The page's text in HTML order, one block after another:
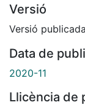
Versió
Versió publicada
Data de
2020-11
Llicència de